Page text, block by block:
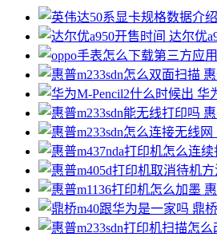
达尔优
华
鼎